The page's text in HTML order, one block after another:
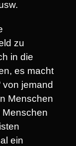
zu
in die
es macht
von jemand
Menschen
ein